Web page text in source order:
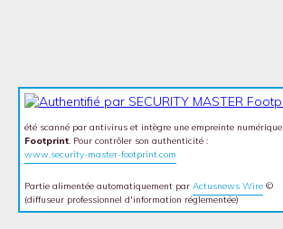
été scanné par antivirus et intègre une empreinte numérique
Footprint. Pour contrôler son authenticité :
www.security-master-footprint.com
Partie alimentée automatiquement par Actusnews Wire ©
(diffuseur professionnel d'information réglementée)